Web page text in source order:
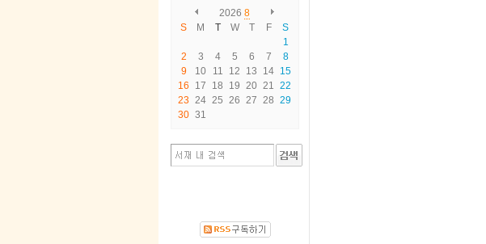
2026 8
S
M T W T F
S
1
2
3 4 5 6 7
8
9
10 11 12 13 14 15
16
17 18 19 20 21 22
23 24 25 26 27 28 29
30 31